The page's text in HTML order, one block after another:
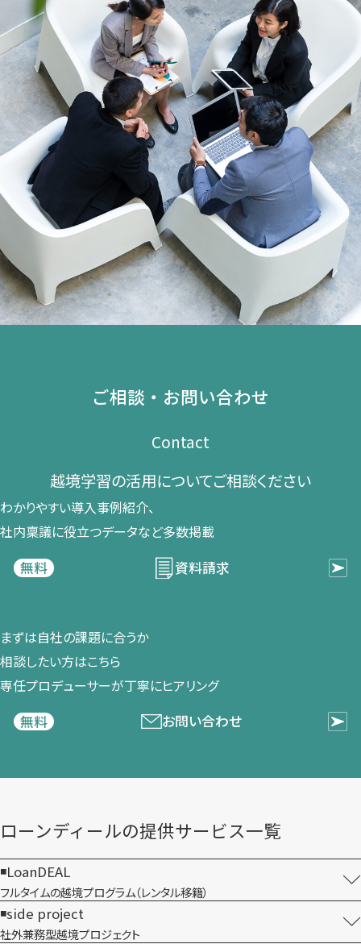
ご相談・お問い合わせ
Contact
越境学習の​活用に​ついて​ご相談ください​
わかりやすい導入事例紹介、​
社内稟議に​役立つデータなど​多数掲載
無料
資料請求
まずは​自社の​課題に​合うか​
相談したい方は​こちら
専任プロデューサーが​丁寧に​ヒアリング
無料
お問い合わせ
ローンディールの​提供サービス一覧
LoanDEAL
フルタイムの越境プログラム​（レンタル移籍）
side project
社外兼務型​越境プロジェクト